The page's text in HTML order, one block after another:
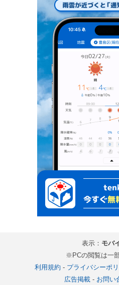
表示： モバ
※PCの閲覧は一
利用規約 - プライバシーポ
広告掲載- お問い